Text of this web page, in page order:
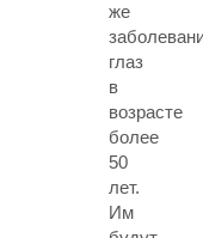
же
глаз
в
возрасте
более
50
лет.
Им